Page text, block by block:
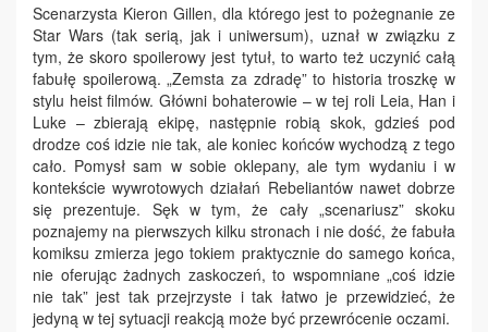
Scenarzysta Kieron Gillen, dla którego jest to pożegnanie ze
Star Wars (tak serią, jak i uniwersum), uznał w związku z
tym, że skoro spoilerowy jest tytuł, to warto też uczynić całą
fabułę spoilerową. „Zemsta za zdradę” to historia troszkę w
stylu heist filmów. Główni bohaterowie – w tej roli Leia, Han i
Luke – zbierają ekipę, następnie robią skok, gdzieś pod
drodze coś idzie nie tak, ale koniec końców wychodzą z tego
cało. Pomysł sam w sobie oklepany, ale tym wydaniu i w
kontekście wywrotowych działań Rebeliantów nawet dobrze
się prezentuje. Sęk w tym, że cały „scenariusz” skoku
poznajemy na pierwszych kilku stronach i nie dość, że fabuła
komiksu zmierza jego tokiem praktycznie do samego końca,
nie oferując żadnych zaskoczeń, to wspomniane „coś idzie
nie tak” jest tak przejrzyste i tak łatwo je przewidzieć, że
jedyną w tej sytuacji reakcją może być przewrócenie oczami.